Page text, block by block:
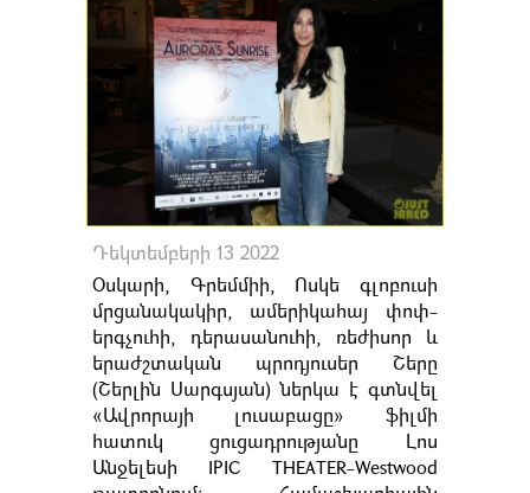
Դեկտեմբերի 13 2022
Օսկարի, Գրեմմիի, Ոսկե գլոբուսի
մրցանակակիր, ամերիկահայ փոփ-
երգչուհի, դերասանուհի, ռեժիսոր և
երաժշտական պրոդյուսեր Շերը
(Շերլին Սարգսյան) ներկա է գտնվել
«Ավրորայի լուսաբացը» ֆիլմի
հատուկ ցուցադրությանը Լոս
Անջելեսի IPIC THEATER-Westwood